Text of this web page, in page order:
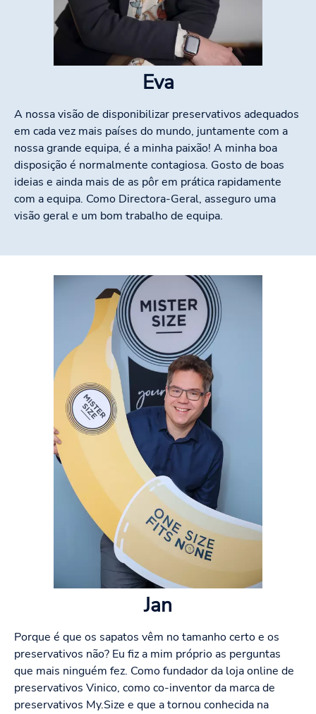
Eva
A nossa visão de disponibilizar preservativos adequados
em cada vez mais países do mundo, juntamente com a
nossa grande equipa, é a minha paixão! A minha boa
disposição é normalmente contagiosa. Gosto de boas
ideias e ainda mais de as pôr em prática rapidamente
com a equipa. Como Directora-Geral, asseguro uma
visão geral e um bom trabalho de equipa.
Jan
Porque é que os sapatos vêm no tamanho certo e os
preservativos não? Eu fiz a mim próprio as perguntas
que mais ninguém fez. Como fundador da loja online de
preservativos Vinico, como co-inventor da marca de
preservativos My.Size e que a tornou conhecida na